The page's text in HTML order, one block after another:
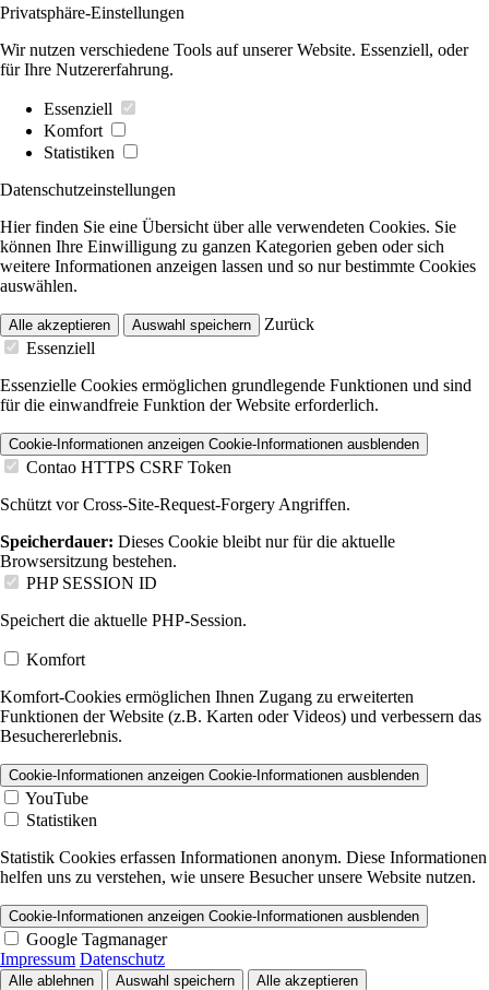
Privatsphäre-Einstellungen
Wir nutzen verschiedene Tools auf unserer Website. Essenziell, oder
für Ihre Nutzererfahrung.
Essenziell
Komfort
Statistiken
Datenschutzeinstellungen
Hier finden Sie eine Übersicht über alle verwendeten Cookies. Sie
können Ihre Einwilligung zu ganzen Kategorien geben oder sich
weitere Informationen anzeigen lassen und so nur bestimmte Cookies
auswählen.
Alle akzeptieren Auswahl speichern
Zurück
Essenziell
Essenzielle Cookies ermöglichen grundlegende Funktionen und sind
für die einwandfreie Funktion der Website erforderlich.
Cookie-Informationen anzeigen Cookie-Informationen ausblenden
Contao HTTPS CSRF Token
Schützt vor Cross-Site-Request-Forgery Angriffen.
Speicherdauer: Dieses Cookie bleibt nur für die aktuelle
Browsersitzung bestehen.
PHP SESSION ID
Speichert die aktuelle PHP-Session.
Komfort
Komfort-Cookies ermöglichen Ihnen Zugang zu erweiterten
Funktionen der Website (z.B. Karten oder Videos) und verbessern das
Besuchererlebnis.
Cookie-Informationen anzeigen Cookie-Informationen ausblenden
YouTube
Statistiken
Statistik Cookies erfassen Informationen anonym. Diese Informationen
helfen uns zu verstehen, wie unsere Besucher unsere Website nutzen.
Cookie-Informationen anzeigen Cookie-Informationen ausblenden
Google Tagmanager
Impressum Datenschutz
Alle ablehnen Auswahl speichern Alle akzeptieren